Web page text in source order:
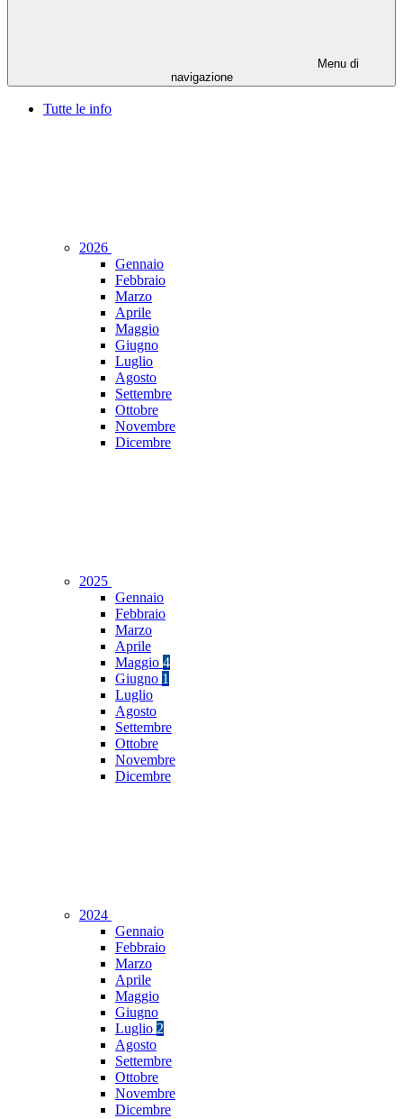
Menu di
navigazione
Tutte le info
2026
Gennaio
Febbraio
Marzo
Aprile
Maggio
Giugno
Luglio
Agosto
Settembre
Ottobre
Novembre
Dicembre
2025
Gennaio
Febbraio
Marzo
Aprile
Maggio 4
Giugno 1
Luglio
Agosto
Settembre
Ottobre
Novembre
Dicembre
2024
Gennaio
Febbraio
Marzo
Aprile
Maggio
Giugno
Luglio 2
Agosto
Settembre
Ottobre
Novembre
Dicembre